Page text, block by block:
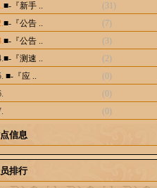
■-『新手 ..
(31)
■-『公告 ..
(7)
■-『公告 ..
(3)
■-『测速 ..
(2)
■-『应 ..
(0)
(0)
(0)
信息
排行